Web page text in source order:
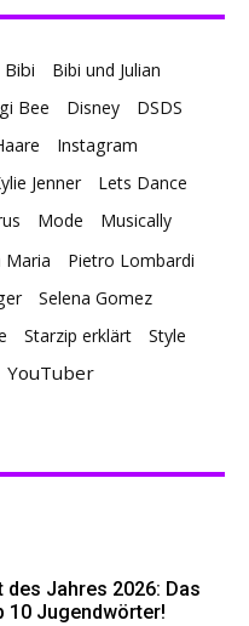
Bibi Bibi und Julian
Bee Disney
DSDS
Instagram
Jenner
Lets Dance
Mode
Musically
Maria
Pietro Lombardi
Selena Gomez
Starzip erklärt
Style
YouTuber
des Jahres 2026: Das
10 Jugendwörter!